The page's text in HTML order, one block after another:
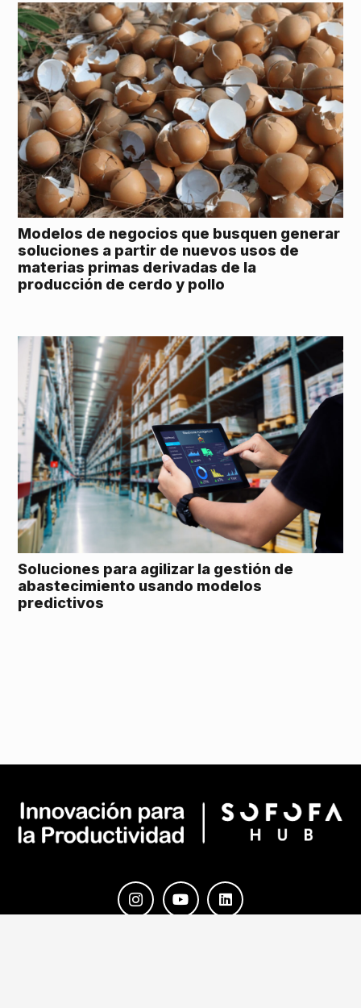
Modelos de negocios que busquen generar
soluciones a partir de nuevos usos de
materias primas derivadas de la
producción de cerdo y pollo
Soluciones para agilizar la gestión de
abastecimiento usando modelos
predictivos